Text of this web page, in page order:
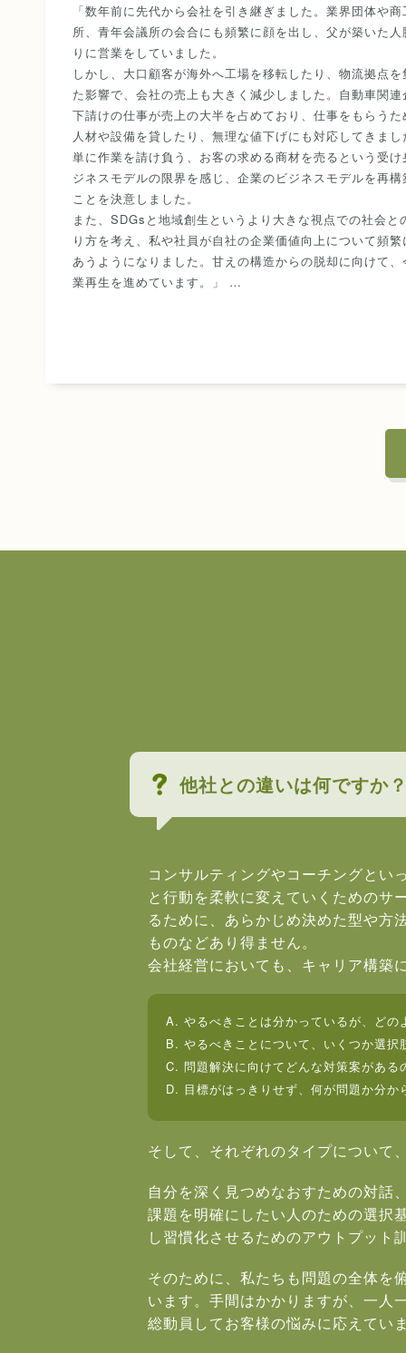
「数年前に先代から会社を引き継ぎました。業界団体や
所、青年会議所の会合にも頻繁に顔を出し、父が築いた人
りに営業をしていました。
しかし、大口顧客が海外へ工場を移転したり、物流拠点
た影響で、会社の売上も大きく減少しました。自動車関連
下請けの仕事が売上の大半を占めており、仕事をもらうた
人材や設備を貸したり、無理な値下げにも対応してきま
単に作業を請け負う、お客の求める商材を売るという受け
ジネスモデルの限界を感じ、企業のビジネスモデルを再構
ことを決意しました。
また、SDGsと地域創生というより大きな視点での社会と
り方を考え、私や社員が自社の企業価値向上について頻
あうようになりました。甘えの構造からの脱却に向けて、
業再生を進めています。」 …
他社との違いは何ですか
コンサルティングやコーチングとい
と行動を柔軟に変えていくためのサ
るために、あらかじめ決めた型や方
ものなどあり得ません。
会社経営においても、キャリア構築
A. やるべきことは分かっているが、どの
B. やるべきことについて、いくつか選択
C. 問題解決に向けてどんな対策案がある
D. 目標がはっきりせず、何が問題か分か
そして、それぞれのタイプについて
自分を深く見つめなおすための対話
課題を明確にしたい人のための選択
し習慣化させるためのアウトプット
そのために、私たちも問題の全体を
います。手間はかかりますが、一人
総動員してお客様の悩みに応えてい